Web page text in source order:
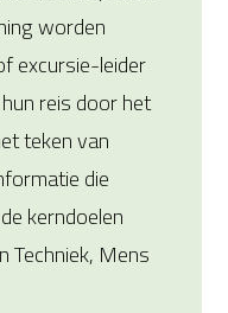
worden
excursie-leider
reis door het
teken van
die
kerndoelen
Techniek, Mens